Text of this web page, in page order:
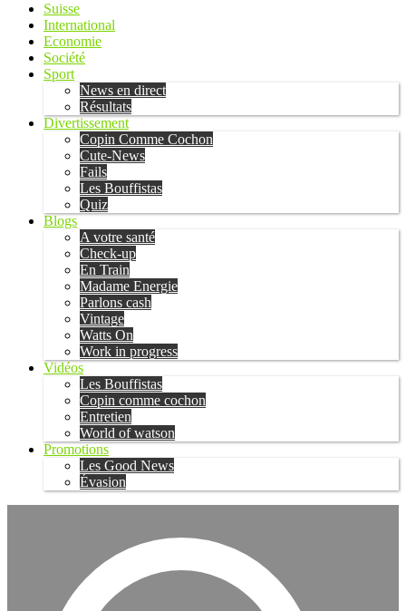
Suisse
International
Economie
Société
Sport
News en direct
Résultats
Divertissement
Copin Comme Cochon
Cute-News
Fails
Les Bouffistas
Quiz
Blogs
A votre santé
Check-up
En Train
Madame Energie
Parlons cash
Vintage
Watts On
Work in progress
Vidéos
Les Bouffistas
Copin comme cochon
Entretien
World of watson
Promotions
Les Good News
Évasion